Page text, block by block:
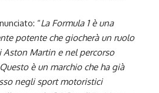
“La Formula 1 è una
potente che giocherà un ruolo
Aston Martin e nel percorso
è un marchio che ha già
negli sport motoristici